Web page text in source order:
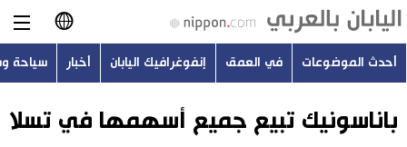
日本語
English
أحدث الموضوعات في العمق إنفوغرافيك اليابان أخبار سياحة
باناسونيك تبيع جميع أسهمها في تسلا